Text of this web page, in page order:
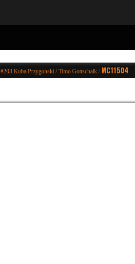
#203 Kuba Przygonski / Timo Gottschalk / MC11504